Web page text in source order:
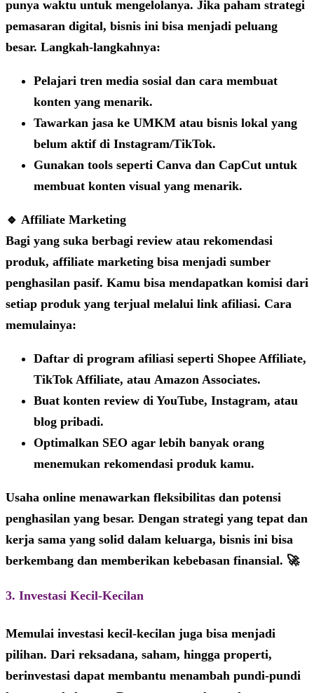
punya waktu untuk mengelolanya. Jika paham strategi
pemasaran digital, bisnis ini bisa menjadi peluang
besar. Langkah-langkahnya:
Pelajari tren media sosial dan cara membuat
konten yang menarik.
Tawarkan jasa ke UMKM atau bisnis lokal yang
belum aktif di Instagram/TikTok.
Gunakan tools seperti Canva dan CapCut untuk
membuat konten visual yang menarik.
🔹 Affiliate Marketing
Bagi yang suka berbagi review atau rekomendasi
produk, affiliate marketing bisa menjadi sumber
penghasilan pasif. Kamu bisa mendapatkan komisi dari
setiap produk yang terjual melalui link afiliasi. Cara
memulainya:
Daftar di program afiliasi seperti Shopee Affiliate,
TikTok Affiliate, atau Amazon Associates.
Buat konten review di YouTube, Instagram, atau
blog pribadi.
Optimalkan SEO agar lebih banyak orang
menemukan rekomendasi produk kamu.
Usaha online menawarkan fleksibilitas dan potensi
penghasilan yang besar. Dengan strategi yang tepat dan
kerja sama yang solid dalam keluarga, bisnis ini bisa
berkembang dan memberikan kebebasan finansial. 🚀
3. Investasi Kecil-Kecilan
Memulai investasi kecil-kecilan juga bisa menjadi
pilihan. Dari reksadana, saham, hingga properti,
berinvestasi dapat membantu menambah pundi-pundi